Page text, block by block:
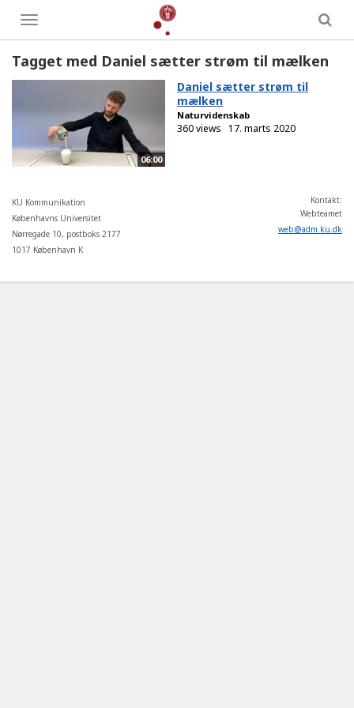
Toggle
menu
Tagget med Daniel sætter strøm til mælken
06:00
Daniel sætter strøm til
mælken
Naturvidenskab
360 views 17. marts 2020
KU Kommunikation
Københavns Universitet
Nørregade 10, postboks 2177
1017 København K
Kontakt:
Webteamet
web@adm.ku.dk